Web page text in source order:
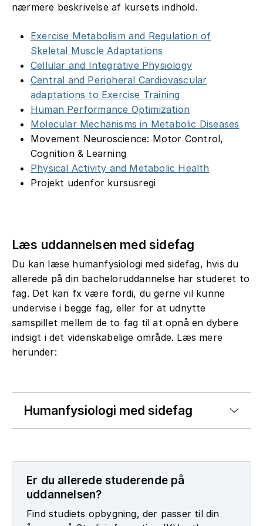
nærmere beskrivelse af kursets indhold.
Exercise Metabolism and Regulation of
Skeletal Muscle Adaptations
Cellular and Integrative Physiology
Central and Peripheral Cardiovascular
adaptations to Exercise Training
Human Performance Optimization
Molecular Mechanisms in Metabolic Diseases
Movement Neuroscience: Motor Control,
Cognition & Learning
Physical Activity and Metabolic Health
Projekt udenfor kursusregi
Læs uddannelsen med sidefag
Du kan læse humanfysiologi med sidefag, hvis du
allerede på din bacheloruddannelse har studeret to
fag. Det kan fx være fordi, du gerne vil kunne
undervise i begge fag, eller for at udnytte
samspillet mellem de to fag til at opnå en dybere
indsigt i det videnskabelige område. Læs mere
herunder:
Humanfysiologi med sidefag
Er du allerede studerende på
uddannelsen?
Find studiets opbygning, der passer til din